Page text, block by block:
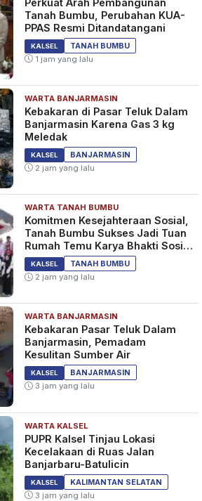
Tanah Bumbu, Perubahan KUA-
PPAS Resmi Ditandatangani
KALSEL
TANAH BUMBU
1 jam yang lalu
WARTA BANJARMASIN
Kebakaran di Pasar Teluk Dalam
Banjarmasin Karena Gas 3 kg
Meledak
KALSEL
BANJARMASIN
2 jam yang lalu
WARTA TANAH BUMBU
Komitmen Kesejahteraan Sosial,
Tanah Bumbu Sukses Jadi Tuan
Rumah Temu Karya Bhakti Sosial
PSM Ke-23
KALSEL
TANAH BUMBU
2 jam yang lalu
WARTA BANJARMASIN
Kebakaran Pasar Teluk Dalam
Banjarmasin, Pemadam
Kesulitan Sumber Air
KALSEL
BANJARMASIN
3 jam yang lalu
WARTA KALSEL
PUPR Kalsel Tinjau Lokasi
Kecelakaan di Ruas Jalan
Banjarbaru-Batulicin
KALSEL
KALIMANTAN SELATAN
3 jam yang lalu